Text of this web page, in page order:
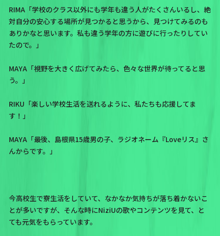
RIMA「学校のクラス以外にも学年も違う人がたくさんいるし、絶
対自分の安心する場所が見つかると思うから、見つけてみるのも
ありかなと思います。私も違う学年の方に遊びに行ったりしてい
たので。」
MAYA「視野を大きく広げてみたら、色々な世界が待ってると思
う。」
RIKU「楽しい学校生活を送れるように、私たちも応援してま
す！」
MAYA「最後、島根県15歳男の子、ラジオネーム『Loveリス』さ
んからです。」
今高校生で寮生活をしていて、なかなか気持ちが落ち着かないこ
とが多いですが、そんな時にNiziUの歌やコンテンツを見て、と
ても元気をもらっています。